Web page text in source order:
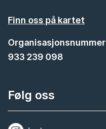
Finn oss på kartet
Organisasjonsnummer
933 239 098
Følg oss